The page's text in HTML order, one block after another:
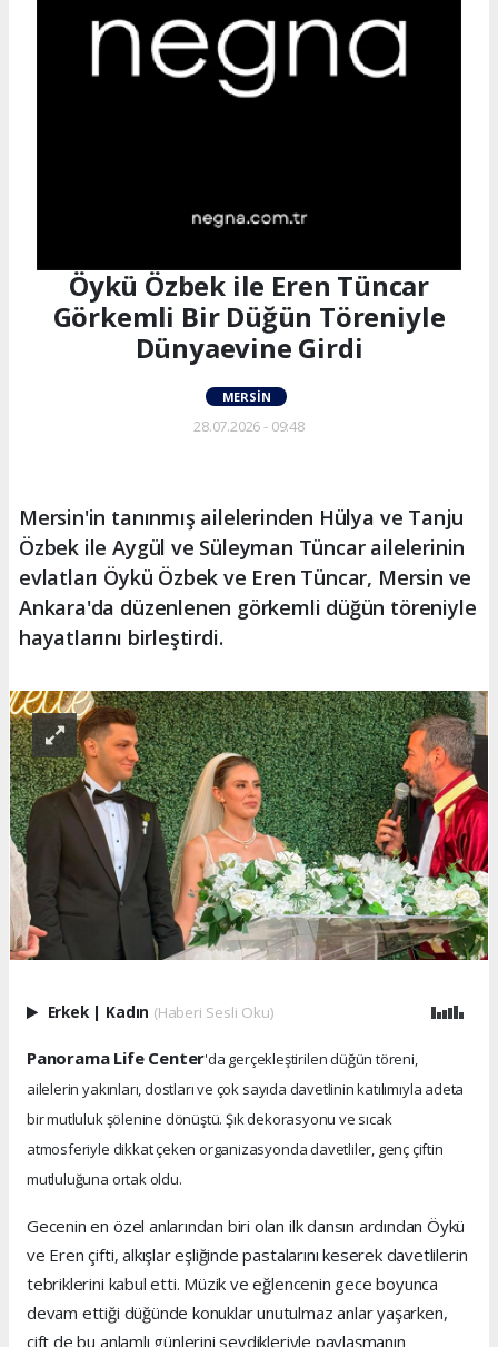
Öykü Özbek ile Eren Tüncar
Görkemli Bir Düğün Töreniyle
Dünyaevine Girdi
MERSIN
28.07.2026 - 09:48
Mersin'in tanınmış ailelerinden Hülya ve Tanju
Özbek ile Aygül ve Süleyman Tüncar ailelerinin
evlatları Öykü Özbek ve Eren Tüncar, Mersin ve
Ankara'da düzenlenen görkemli düğün töreniyle
hayatlarını birleştirdi.
Erkek | Kadın (Haberi Sesli Oku)
Panorama Life Center'da gerçekleştirilen düğün töreni,
ailelerin yakınları, dostları ve çok sayıda davetlinin katılımıyla adeta
bir mutluluk şölenine dönüştü. Şık dekorasyonu ve sıcak
atmosferiyle dikkat çeken organizasyonda davetliler, genç çiftin
mutluluğuna ortak oldu.
Gecenin en özel anlarından biri olan ilk dansın ardından Öykü
ve Eren çifti, alkışlar eşliğinde pastalarını keserek davetlilerin
tebriklerini kabul etti. Müzik ve eğlencenin gece boyunca
devam ettiği düğünde konuklar unutulmaz anlar yaşarken,
çift de bu anlamlı günlerini sevdikleriyle paylaşmanın